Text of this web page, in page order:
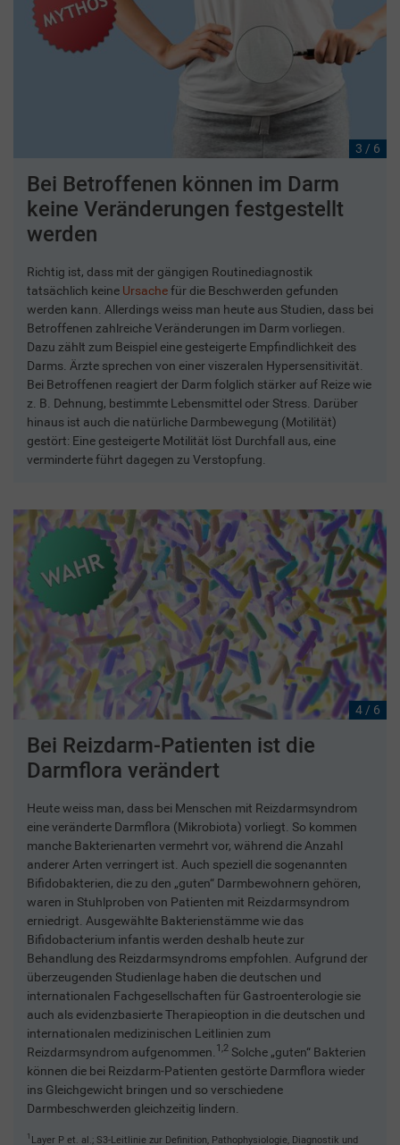
3 / 6
Bei Betroffenen können im Darm
keine Veränderungen festgestellt
werden
Richtig ist, dass mit der gängigen Routinediagnostik
tatsächlich keine Ursachefür die Beschwerden gefunden
werden kann. Allerdings weiss man heute aus Studien, dass bei
Betroffenen zahlreiche Veränderungen im Darm vorliegen.
Dazu zählt zum Beispiel eine gesteigerte Empfindlichkeit des
Darms. Ärzte sprechen von einer viszeralen Hypersensitivität.
Bei Betroffenen reagiert der Darm folglich stärker auf Reize wie
z. B. Dehnung, bestimmte Lebensmittel oder Stress. Darüber
hinaus ist auch die natürliche Darmbewegung (Motilität)
gestört: Eine gesteigerte Motilität löst Durchfall aus, eine
verminderte führt dagegen zu Verstopfung.
4 / 6
Bei Reizdarm-Patienten ist die
Darmflora verändert
Heute weiss man, dass bei Menschen mit Reizdarmsyndrom
eine veränderte Darmflora (Mikrobiota) vorliegt. So kommen
manche Bakterienarten vermehrt vor, während die Anzahl
anderer Arten verringert ist. Auch speziell die sogenannten
Bifidobakterien, die zu den „guten“ Darmbewohnern gehören,
waren in Stuhlproben von Patienten mit Reizdarmsyndrom
erniedrigt. Ausgewählte Bakterienstämme wie das
Bifidobacterium infantis werden deshalb heute zur
Behandlung des Reizdarmsyndroms empfohlen. Aufgrund der
überzeugenden Studienlage haben die deutschen und
internationalen Fachgesellschaften für Gastroenterologie sie
auch als evidenzbasierte Therapieoption in die deutschen und
internationalen medizinischen Leitlinien zum
Reizdarmsyndrom aufgenommen. 1,2 Solche „guten“ Bakterien
können die bei Reizdarm-Patienten gestörte Darmflora wieder
ins Gleichgewicht bringen und so verschiedene
Darmbeschwerden gleichzeitig lindern.
1 Layer P et. al.; S3-Leitlinie zur Definition, Pathophysiologie, Diagnostik und